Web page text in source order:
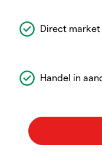
Direct market
Handel in